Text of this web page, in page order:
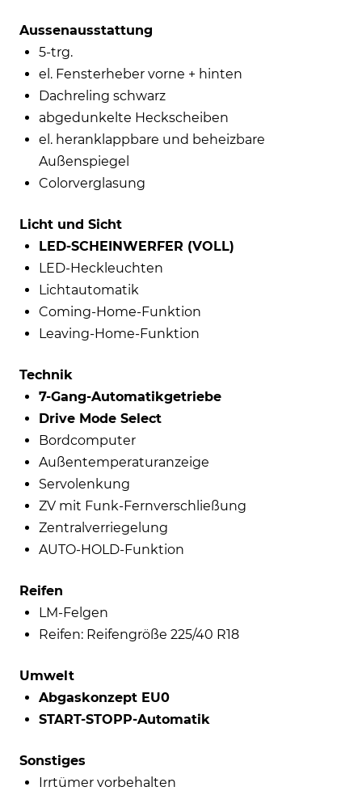
Aussenausstattung
5-trg.
el. Fensterheber vorne + hinten
Dachreling schwarz
abgedunkelte Heckscheiben
el. heranklappbare und beheizbare
Außenspiegel
Colorverglasung
Licht und Sicht
LED-SCHEINWERFER (VOLL)
LED-Heckleuchten
Lichtautomatik
Coming-Home-Funktion
Leaving-Home-Funktion
Technik
7-Gang-Automatikgetriebe
Drive Mode Select
Bordcomputer
Außentemperaturanzeige
Servolenkung
ZV mit Funk-Fernverschließung
Zentralverriegelung
AUTO-HOLD-Funktion
Reifen
LM-Felgen
Reifen: Reifengröße 225/40 R18
Umwelt
Abgaskonzept EU0
START-STOPP-Automatik
Sonstiges
Irrtümer vorbehalten